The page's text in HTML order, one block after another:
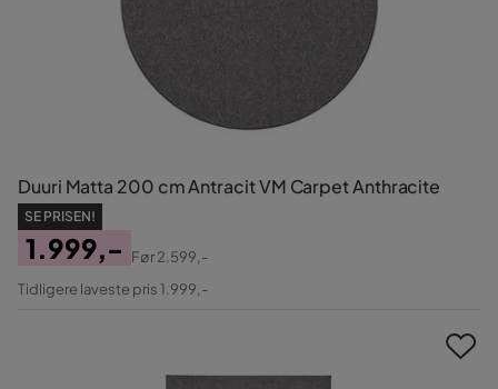
Duuri Matta 200 cm Antracit VM Carpet Anthracite
SE PRISEN!
Pris
1.999,-
Original
Før2.599,-
Tidligere laveste pris 1.999,-